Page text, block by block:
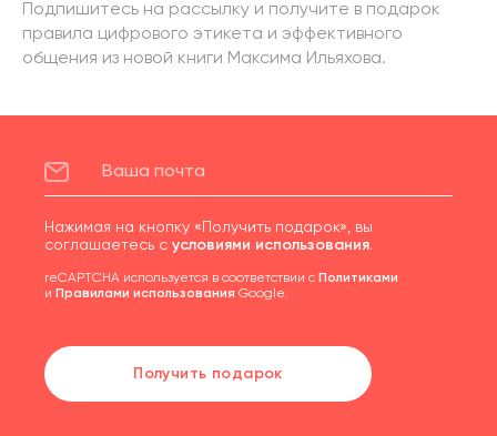
Подпишитесь на рассылку и получите в подарок
правила цифрового этикета и эффективного
общения из новой книги Максима Ильяхова.
Нажимая на кнопку «Получить подарок», вы
соглашаетесь с условиями использования.
reCAPTCHA используется в соответствии с Политиками
и Правилами использования Google.
Получить подарок